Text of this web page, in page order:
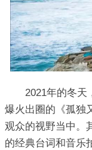
2021年的冬天
爆火出圈的《孤独
观众的视野当中。
的经典台词和音乐